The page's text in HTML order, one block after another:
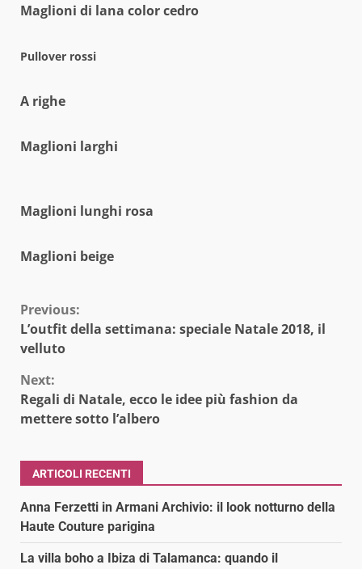
Maglioni di lana color cedro
Pullover rossi
A righe
Maglioni larghi
Maglioni lunghi rosa
Maglioni beige
Continue
Reading
Previous:
L’outfit della settimana: speciale Natale 2018, il
velluto
Next:
Regali di Natale, ecco le idee più fashion da
mettere sotto l’albero
ARTICOLI RECENTI
Anna Ferzetti in Armani Archivio: il look notturno della
Haute Couture parigina
La villa boho a Ibiza di Talamanca: quando il